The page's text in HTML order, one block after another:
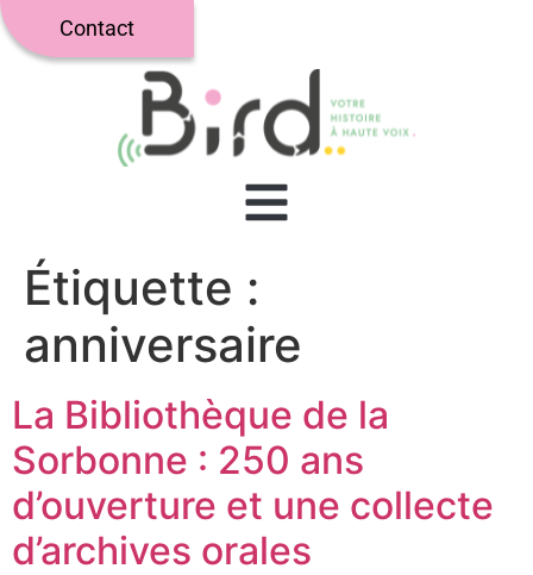
Contact
Étiquette :
anniversaire
La Bibliothèque de la
Sorbonne : 250 ans
d’ouverture et une collecte
d’archives orales